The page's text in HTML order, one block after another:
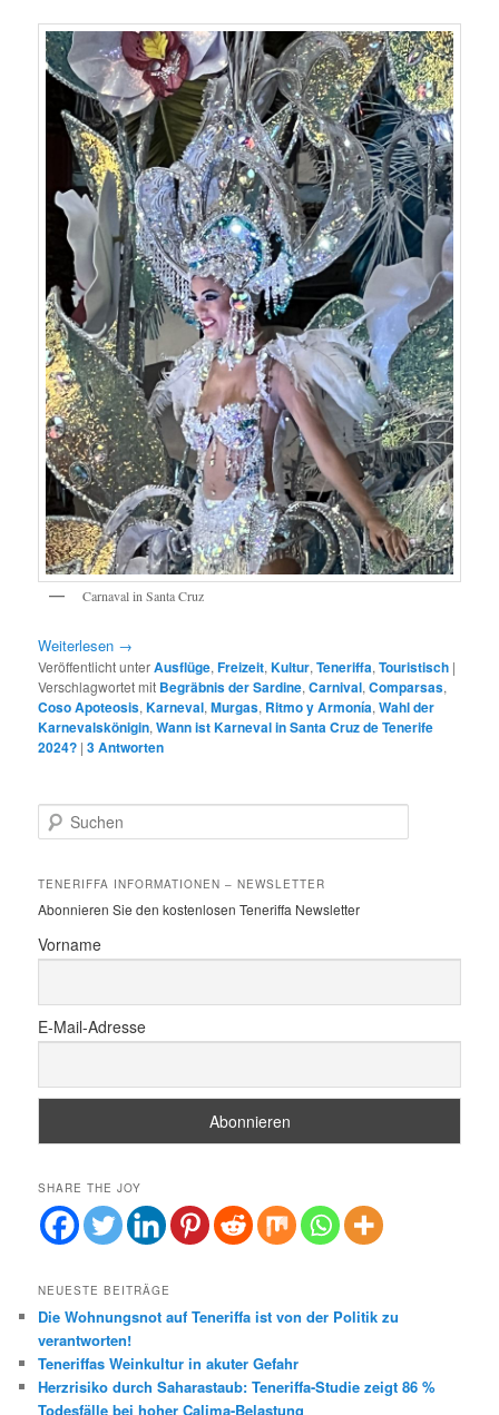
Carnaval in Santa Cruz
Weiterlesen →
Veröffentlicht unterAusflüge,Freizeit,Kultur,Teneriffa,Touristisch |
Verschlagwortet mit Begräbnis der Sardine,Carnival,Comparsas,
Coso Apoteosis,Karneval,Murgas, Ritmo y Armonía,Wahl der
Karnevalskönigin,Wann ist Karneval in Santa Cruz de Tenerife
2024? |3Antworten
u
h
n
TENERIFFA INFORMATIONEN – NEWSLETTER
Abonnieren Sie den kostenlosen Teneriffa Newsletter
Vorname
E-Mail-Adresse
SHARE THE JOY
NEUESTE BEITRÄGE
Die Wohnungsnot auf Teneriffa ist von der Politik zu
verantworten!
Teneriffas Weinkultur in akuter Gefahr
Herzrisiko durch Saharastaub: Teneriffa-Studie zeigt 86 %
Todesfälle bei hoher Calima-Belastung